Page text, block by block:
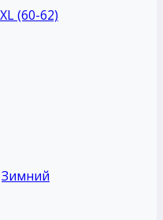
(60-62)
Зимний